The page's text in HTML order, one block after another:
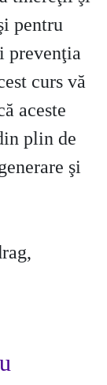
pentru
prevenţia
curs vă
aceste
plin de
şi